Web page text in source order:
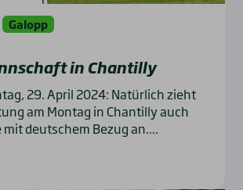
Galopp
in Chan­til­ly
29. April 2024: Natürlich zieht
am Montag in Chantilly auch
deutschem Bezug an....